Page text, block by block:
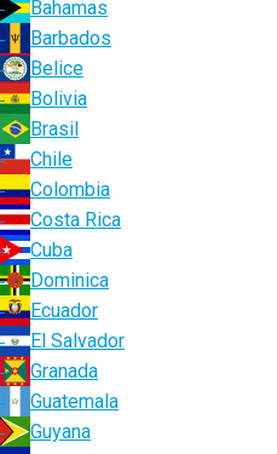
Bahamas
Barbados
Belice
Bolivia
Brasil
Chile
Colombia
Costa Rica
Cuba
Dominica
Ecuador
El Salvador
Granada
Guatemala
Guyana